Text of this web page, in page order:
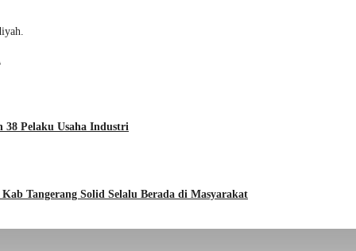
38 Pelaku Usaha Industri
Tangerang Solid Selalu Berada di Masyarakat